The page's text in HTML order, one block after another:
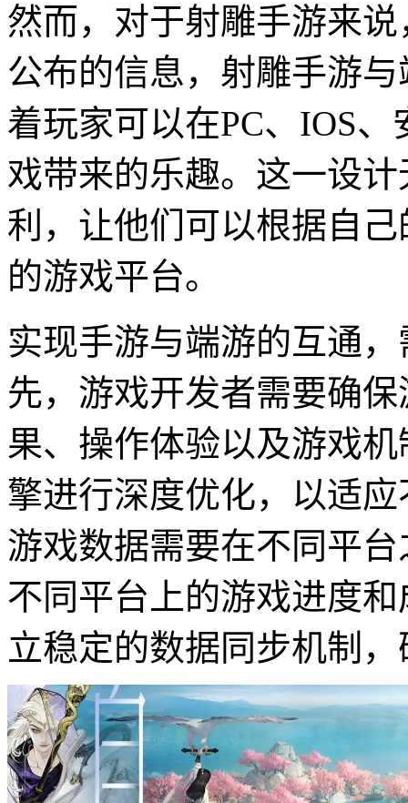
然而，对于射雕手游来
公布的信息，射雕手游
着玩家可以在PC、IOS、
戏带来的乐趣。这一设
利，让他们可以根据自
的游戏平台。
实现手游与端游的互通
先，游戏开发者需要确
果、操作体验以及游戏
擎进行深度优化，以适
游戏数据需要在不同平
不同平台上的游戏进度
立稳定的数据同步机制